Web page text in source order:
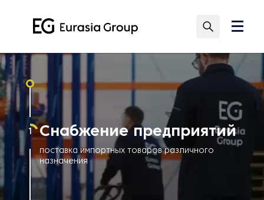
1 Снабжение предприятий
поставка импортных товаров различного
назначения